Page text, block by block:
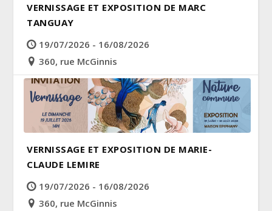
VERNISSAGE ET EXPOSITION DE MARC
TANGUAY
19/07/2026 - 16/08/2026
360, rue McGinnis
VERNISSAGE ET EXPOSITION DE MARIE-
CLAUDE LEMIRE
19/07/2026 - 16/08/2026
360, rue McGinnis